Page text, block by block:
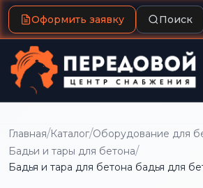
Оформить заявку Поиск
Главная/Каталог/Оборудование для
Бадьи и тары для бетона/
Бадья и тара для бетона бадья для